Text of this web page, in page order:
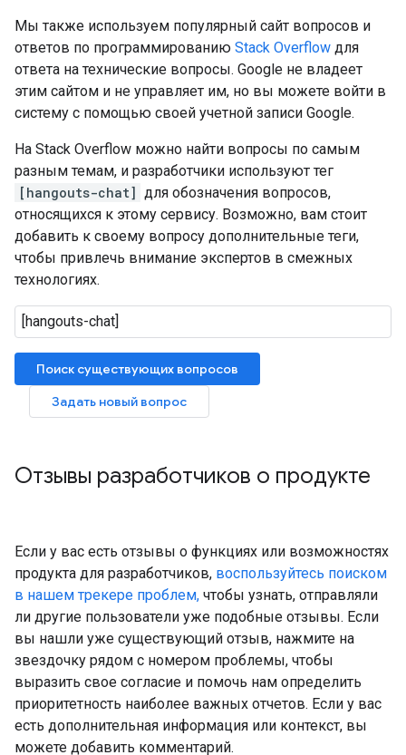
Мы также используем популярный сайт вопросов и
ответов по программированию Stack Overflow для
ответа на технические вопросы. Google не владеет
этим сайтом и не управляет им, но вы можете войти в
систему с помощью своей учетной записи Google.
На Stack Overflow можно найти вопросы по самым
разным темам, и разработчики используют тег
[hangouts-chat] для обозначения вопросов,
относящихся к этому сервису. Возможно, вам стоит
добавить к своему вопросу дополнительные теги,
чтобы привлечь внимание экспертов в смежных
технологиях.
Поиск существующих вопросов
Задать новый вопрос
Отзывы разработчиков о продукте
Если у вас есть отзывы о функциях или возможностях
продукта для разработчиков, воспользуйтесь поиском
в нашем трекере проблем, чтобы узнать, отправляли
ли другие пользователи уже подобные отзывы. Если
вы нашли уже существующий отзыв, нажмите на
звездочку рядом с номером проблемы, чтобы
выразить свое согласие и помочь нам определить
приоритетность наиболее важных отчетов. Если у вас
есть дополнительная информация или контекст, вы
можете добавить комментарий.